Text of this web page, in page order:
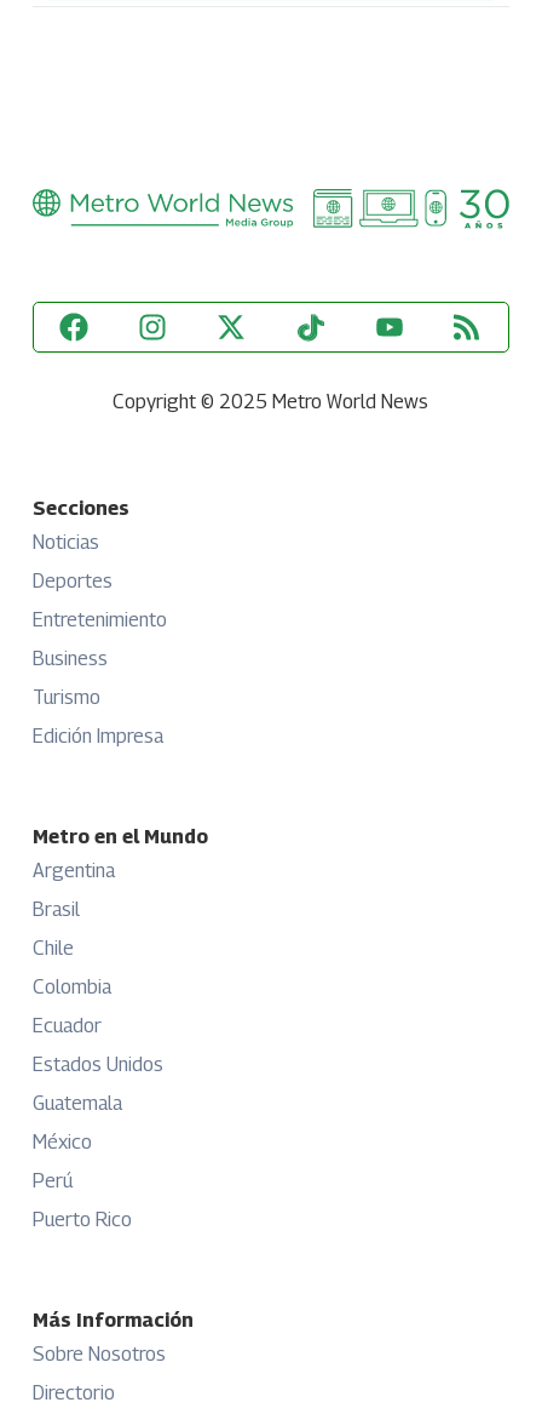
Copyright © 2025 Metro World News
Secciones
Noticias
Deportes
Entretenimiento
Business
Turismo
Edición Impresa
Metro en el Mundo
Argentina
Brasil
Chile
Colombia
Ecuador
Estados Unidos
Guatemala
México
Perú
Puerto Rico
Más Información
Sobre Nosotros
Directorio